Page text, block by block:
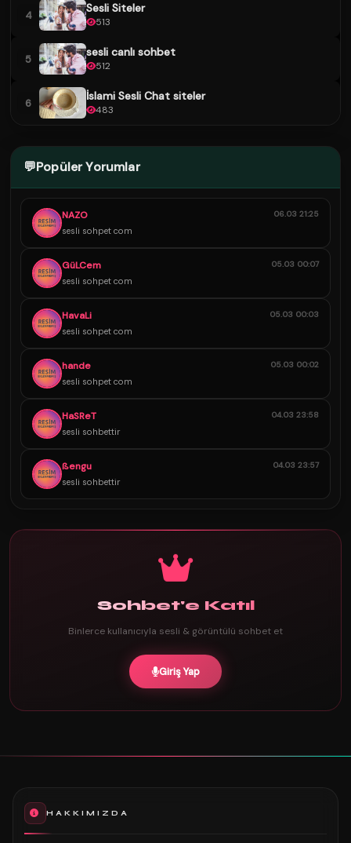
4 Sesli Siteler
513
5 sesli canlı sohbet
512
6 İslami Sesli Chat siteler
483
💬Popüler Yorumlar
NAZO
sesli sohpet com
06.03 21:25
GüLCem
sesli sohpet com
05.03 00:07
HavaLi
sesli sohpet com
05.03 00:03
hande
sesli sohpet com
05.03 00:02
HaSReT
sesli sohbettir
04.03 23:58
ßengu
sesli sohbettir
04.03 23:57
Sohbet'e Katıl
Binlerce kullanıcıyla sesli & görüntülü sohbet et
Giriş Yap
HAKKIMIZDA